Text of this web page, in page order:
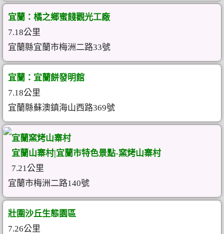
宜蘭：橘之鄉蜜餞觀光工廠
7.18公里
宜蘭縣宜蘭市梅洲二路33號
宜蘭：宜蘭餅發明館
7.18公里
宜蘭縣蘇澳鎮海山西路369號
宜蘭窯烤山寨村
宜蘭山寨村|宜蘭市特色景點-窯烤山寨村
7.21公里
宜蘭市梅洲二路140號
壯圍沙丘生態園區
7.26公里